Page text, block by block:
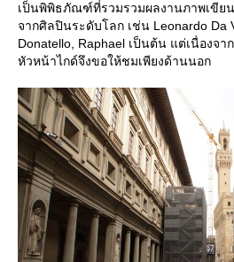
เป็นพิพิธภัณฑ์ที่รวมรวมผลงานภาพเขีย
จากศิลปินระดับโลก เช่น Leonardo Da
Donatello, Raphael เป็นต้น แต่เนื่องจา
หัวหน้าไกด์จึงขอให้ชมเพียงด้านนอก